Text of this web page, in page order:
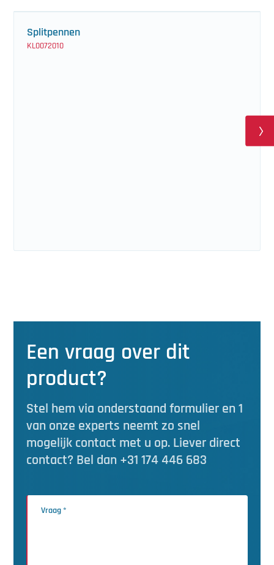
Splitpennen
KL0072010
Een vraag over dit
product?
Stel hem via onderstaand formulier en 1
van onze experts neemt zo snel
mogelijk contact met u op. Liever direct
contact? Bel dan +31 174 446 683